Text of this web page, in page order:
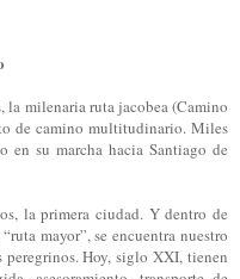
la milenaria ruta jacobea (Camino
de camino multitudinario. Miles
en su marcha hacia Santiago de
la primera ciudad. Y dentro de
mayor”, se encuentra nuestro
peregrinos. Hoy, siglo XXI, tienen